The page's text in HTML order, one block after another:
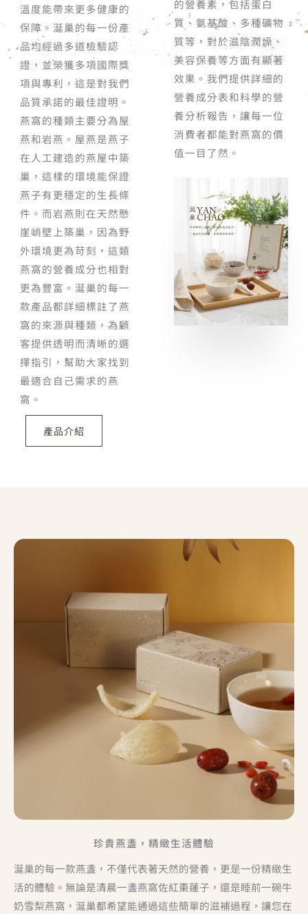
溫度能帶來更多健康的
保障。涎巢的每一份產
品均經過多道檢驗認
證，並榮獲多項國際獎
項與專利，這是對我們
品質承諾的最佳證明。
燕窩的種類主要分為屋
燕和岩燕。屋燕是燕子
在人工建造的燕屋中築
巢，這樣的環境能保證
燕子有更穩定的生長條
件。而岩燕則在天然懸
崖峭壁上築巢，因為野
外環境更為苛刻，這類
燕窩的營養成分也相對
更為豐富。涎巢的每一
款產品都詳細標註了燕
窩的來源與種類，為顧
客提供透明而清晰的選
擇指引，幫助大家找到
最適合自己需求的燕
窩。
產品介紹
的營養素，包括蛋白
質、氨基酸、多種礦物
質等，對於滋陰潤燥、
美容保養等方面有顯著
效果。我們提供詳細的
營養成分表和科學的營
養分析報告，讓每一位
消費者都能對燕窩的價
值一目了然。
珍貴燕盞，精緻生活體驗
涎巢的每一款燕盞，不僅代表著天然的營養，更是一份精緻生
活的體驗。無論是清晨一盞燕窩佐紅棗蓮子，還是睡前一碗牛
奶雪梨燕窩，涎巢都希望能通過這些簡單的滋補過程，讓您在